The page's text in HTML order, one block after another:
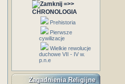
=>>
CHRONOLOGIA
Prehistoria
Pierwsze
cywilizacje
Wielkie rewolucje
duchowe VII - IV w.
p.n.e
Zagadnienia Religijne